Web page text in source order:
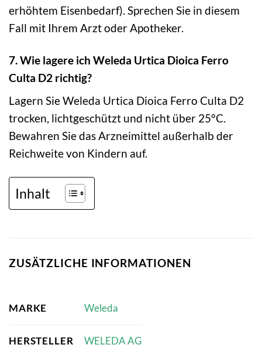
erhöhtem Eisenbedarf). Sprechen Sie in diesem
Fall mit Ihrem Arzt oder Apotheker.
7. Wie lagere ich Weleda Urtica Dioica Ferro
Culta D2 richtig?
Lagern Sie Weleda Urtica Dioica Ferro Culta D2
trocken, lichtgeschützt und nicht über 25°C.
Bewahren Sie das Arzneimittel außerhalb der
Reichweite von Kindern auf.
Inhalt
ZUSÄTZLICHE INFORMATIONEN
MARKE Weleda
HERSTELLER WELEDA AG